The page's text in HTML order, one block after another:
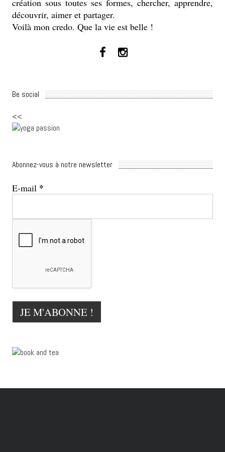
création sous toutes ses formes, chercher, apprendre,
découvrir, aimer et partager.
Voilà mon credo. Que la vie est belle !
Be social
<<
Abonnez-vous à notre newsletter
E-mail *